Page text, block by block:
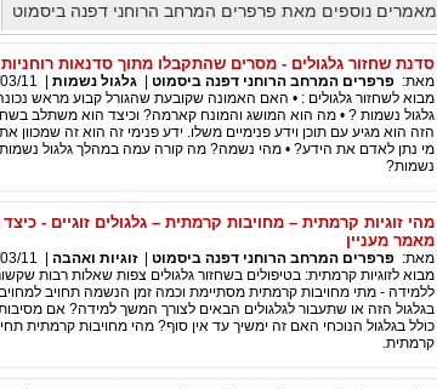
מאמרים נוספים מאת פרפרים המרחב הרוחני דפנה ביסמוט
סדנת שחזור גלגולים - מסרים שהתקבלו מתוך סדנאות רוחניות
מאת: פרפרים המרחב הרוחני דפנה ביסמוט גלגול נשמות 11
מבוא לשחזור גלגולים : • האם האמונה שקובעת שהגורל קבוע מראש
גלגול נשמות ? • מה הוא המושג והמונח קארמה? וכיצד הוא משתלב
מי נתן לאדם את הידע? • מהי נשמה? מה קורה עמה במהלך גלגול
נשמות?
מהי זוגיות קרמתית – מחויבות קרמתית – גלגולים זוגיים -
מאמר מעניין
מאת: פרפרים המרחב הרוחני דפנה ביסמוט |זוגיות ואהבה 11
מבוא לזוגיות קרמתית: בטיפולים בשחזור גלגולים צפות שאלות רבות
ללמידה - מתי מחויבות קרמתית מסתיימת וכמה זמן הנשמה תחויב
בגלגול הזה או שתעבור לגלגולים הבאים לצורך המשך למידה? אם מסיבות
כולל בגלגול הנוכחי האם זה ימשיך עד אין סוף? מהי מחויבות קרמתית
קרמתית.